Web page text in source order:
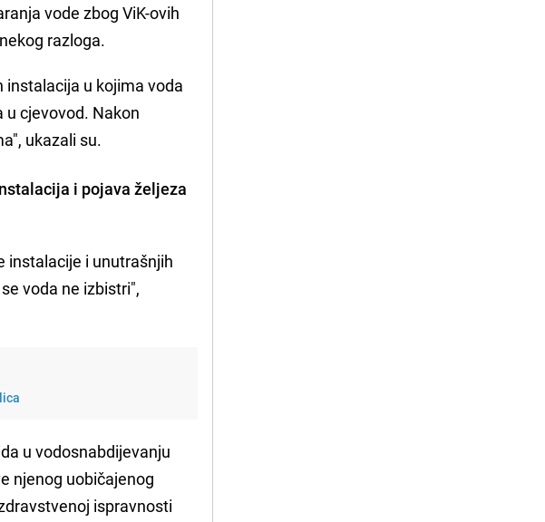
vode zbog ViK-ovih
razloga.
instalacija u kojima voda
u cjevovod. Nakon
ukazali su.
i pojava željeza
instalacije i unutrašnjih
voda ne izbistri",
u vodosnabdijevanju
njenog uobičajenog
ispravnosti